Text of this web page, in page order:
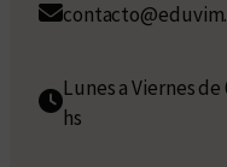
Lunes a Viernes de
hs